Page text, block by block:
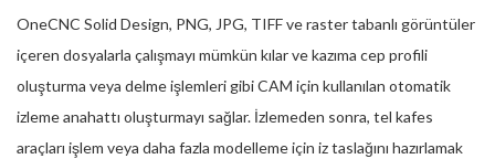
OneCNC Solid Design, PNG, JPG, TIFF ve raster tabanlı görüntüler
içeren dosyalarla çalışmayı mümkün kılar ve kazıma cep profili
oluşturma veya delme işlemleri gibi CAM için kullanılan otomatik
izleme anahattı oluşturmayı sağlar. İzlemeden sonra, tel kafes
araçları işlem veya daha fazla modelleme için iz taslağını hazırlamak